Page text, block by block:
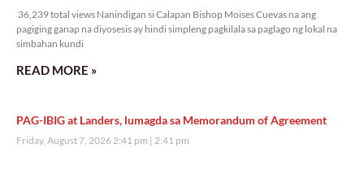
36,239 total views Nanindigan si Calapan Bishop Moises Cuevas na ang
pagiging ganap na diyosesis ay hindi simpleng pagkilala sa paglago ng lokal na
simbahan kundi
READ MORE »
PAG-IBIG at Landers, lumagda sa Memorandum of Agreement
Friday, August 7, 2026 2:41 pm 2:41 pm